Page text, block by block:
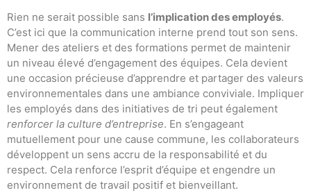
Rien ne serait possible sans l’implication des employés.
C’est ici que la communication interne prend tout son sens.
Mener des ateliers et des formations permet de maintenir
un niveau élevé d’engagement des équipes. Cela devient
une occasion précieuse d’apprendre et partager des valeurs
environnementales dans une ambiance conviviale. Impliquer
les employés dans des initiatives de tri peut également
renforcer la culture d’entreprise. En s’engageant
mutuellement pour une cause commune, les collaborateurs
développent un sens accru de la responsabilité et du
respect. Cela renforce l’esprit d’équipe et engendre un
environnement de travail positif et bienveillant.